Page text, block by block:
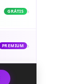
GRÁTIS ›
PREMIUM ›